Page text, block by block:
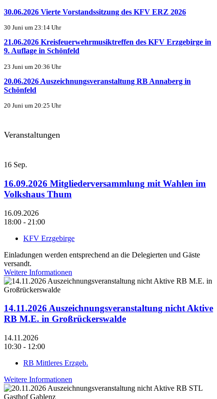
30.06.2026 Vierte Vorstandssitzung des KFV ERZ 2026
30 Juni um 23:14 Uhr
21.06.2026 Kreisfeuerwehrmusiktreffen des KFV Erzgebirge in
9. Auflage in Schönfeld
23 Juni um 20:36 Uhr
20.06.2026 Auszeichnungsveranstaltung RB Annaberg in
Schönfeld
20 Juni um 20:25 Uhr
Veranstaltungen
16 Sep.
16.09.2026 Mitgliederversammlung mit Wahlen im
Volkshaus Thum
16.09.2026
18:00 - 21:00
KFV Erzgebirge
Einladungen werden entsprechend an die Delegierten und Gäste
versandt.
Weitere Informationen
14.11.2026 Auszeichnungsveranstaltung nicht Aktive
RB M.E. in Großrückerswalde
14.11.2026
10:30 - 12:00
RB Mittleres Erzgeb.
Weitere Informationen